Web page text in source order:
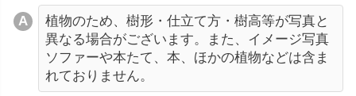
植物のため、樹形・仕立て方・樹高等が写真と
異なる場合がございます。また、イメージ写真
ソファーや本たて、本、ほかの植物などは含ま
れておりません。